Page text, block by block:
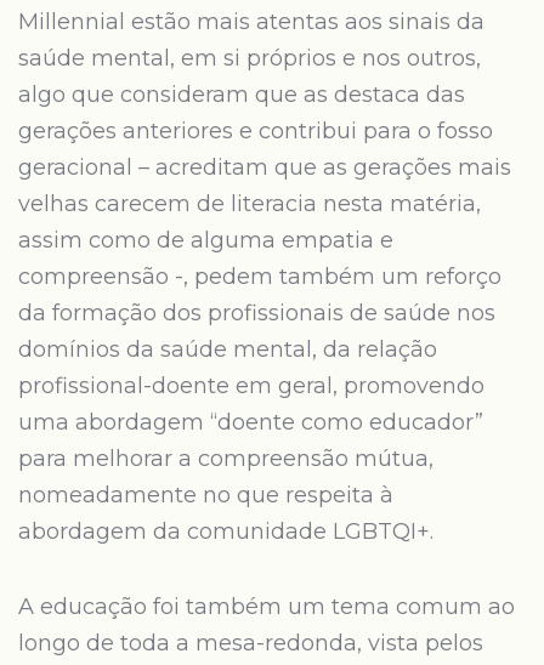
Millennial estão mais atentas aos sinais da
saúde mental, em si próprios e nos outros,
algo que consideram que as destaca das
gerações anteriores e contribui para o fosso
geracional – acreditam que as gerações mais
velhas carecem de literacia nesta matéria,
assim como de alguma empatia e
compreensão -, pedem também um reforço
da formação dos profissionais de saúde nos
domínios da saúde mental, da relação
profissional-doente em geral, promovendo
uma abordagem “doente como educador”
para melhorar a compreensão mútua,
nomeadamente no que respeita à
abordagem da comunidade LGBTQI+.
A educação foi também um tema comum ao
longo de toda a mesa-redonda, vista pelos